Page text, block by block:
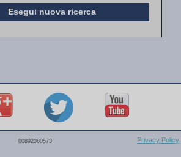
00892080573 Privacy Policy
Esegui nuova ricerca